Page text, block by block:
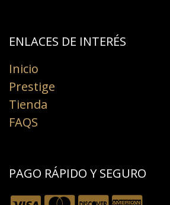
ENLACES DE INTERÉS​
Inicio
Prestige
Tienda
FAQS
PAGO RÁPIDO Y SEGURO